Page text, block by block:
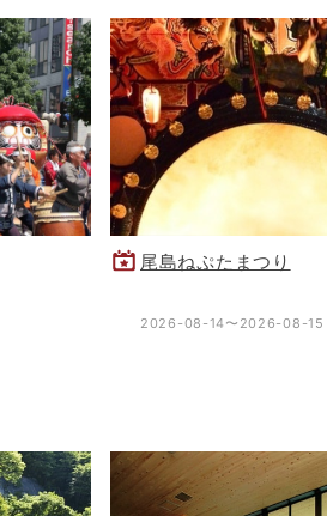
尾島ねぷたまつり
2026-08-14〜2026-08-15